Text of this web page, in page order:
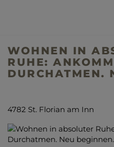
WOHNEN IN
RUHE:
DURCHATMEN.
4782 St. Florian am Inn